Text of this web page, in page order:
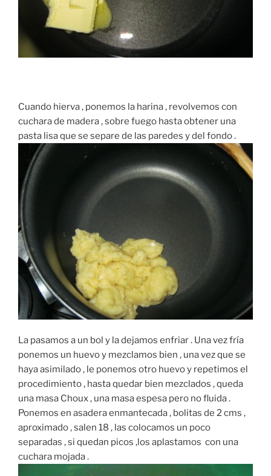
Cuando hierva , ponemos la harina , revolvemos con
cuchara de madera , sobre fuego hasta obtener una
pasta lisa que se separe de las paredes y del fondo .
La pasamos a un bol y la dejamos enfriar . Una vez fría
ponemos un huevo y mezclamos bien , una vez que se
haya asimilado , le ponemos otro huevo y repetimos el
procedimiento , hasta quedar bien mezclados , queda
una masa Choux , una masa espesa pero no fluida .
Ponemos en asadera enmantecada , bolitas de 2 cms ,
aproximado , salen 18 , las colocamos un poco
separadas , si quedan picos ,los aplastamos con una
cuchara mojada .